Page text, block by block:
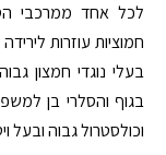
לכל אחד ממרכבי
חמוציות עוזרות
בעלי נוגדי חמצון
בגוף והסלרי בן
וכולסטרול גבוה ובעל